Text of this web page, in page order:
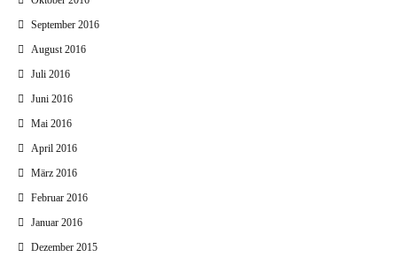
September 2016
August 2016
Juli 2016
Juni 2016
Mai 2016
April 2016
März 2016
Februar 2016
Januar 2016
Dezember 2015